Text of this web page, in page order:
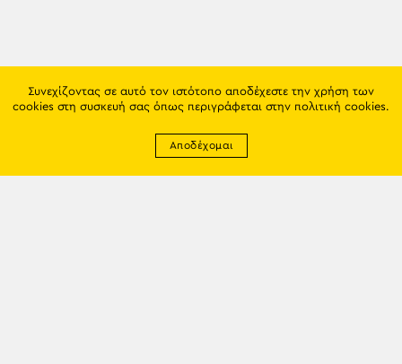
Συνεχίζοντας σε αυτό τον ιστότοπο αποδέχεστε την χρήση των
cookies στη συσκευή σας όπως περιγράφεται στην πολιτική cookies.
Αποδέχομαι